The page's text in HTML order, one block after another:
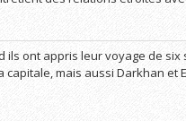
ont appris leur voyage de
mais aussi Darkhan et